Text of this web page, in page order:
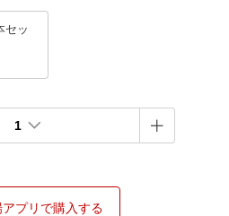
セッ
1
プリで購入する